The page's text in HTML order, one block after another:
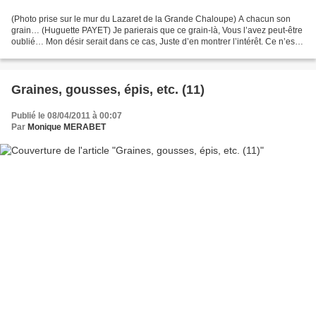
(Photo prise sur le mur du Lazaret de la Grande Chaloupe) A chacun son
grain… (Huguette PAYET) Je parierais que ce grain-là, Vous l’avez peut-être
oublié… Mon désir serait dans ce cas, Juste d’en montrer l’intérêt. Ce n’est
Graines, gousses, épis, etc. (11)
Publié le 08/04/2011 à 00:07
Par Monique MERABET